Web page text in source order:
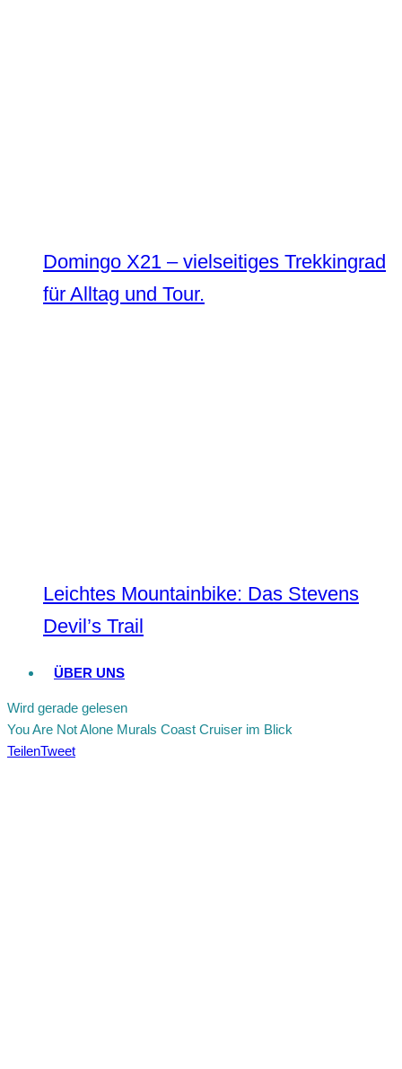
Domingo X21 – vielseitiges Trekkingrad
für Alltag und Tour.
Leichtes Mountainbike: Das Stevens
Devil’s Trail
ÜBER UNS
Wird gerade gelesen
You Are Not Alone Murals Coast Cruiser im Blick
TeilenTweet